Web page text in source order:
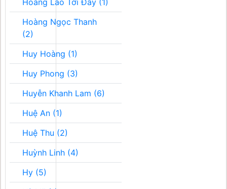
Hoàng Lão Tới Đây (1)
Hoàng Ngọc Thanh
(2)
Huy Hoàng (1)
Huy Phong (3)
Huyễn Khanh Lam (6)
Huệ An (1)
Huệ Thu (2)
Huỳnh Linh (4)
Hy (5)